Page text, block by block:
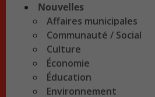
Nouvelles
Affaires municipales
Communauté / Social
Culture
Économie
Éducation
Environnement